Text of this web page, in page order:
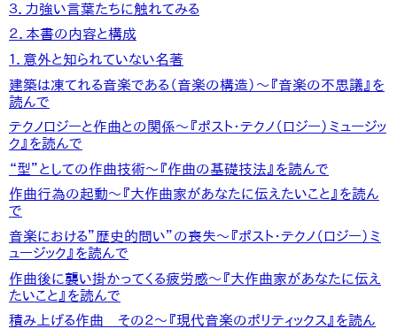
３．力強い言葉たちに触れてみる
２．本書の内容と構成
１．意外と知られていない名著
建築は凍てれる音楽である（音楽の構造）～『音楽の不思議』を
読んで
テクノロジーと作曲との関係～『ポスト・テクノ（ロジー）ミュージッ
ク』を読んで
“型”としての作曲技術～『作曲の基礎技法』を読んで
作曲行為の起動～『大作曲家があなたに伝えたいこと』を読ん
で
音楽における”歴史的問い”の喪失～『ポスト・テクノ（ロジー）ミ
ュージック』を読んで
作曲後に襲い掛かってくる疲労感～『大作曲家があなたに伝え
たいこと』を読んで
積み上げる作曲 その２～『現代音楽のポリティックス』を読ん